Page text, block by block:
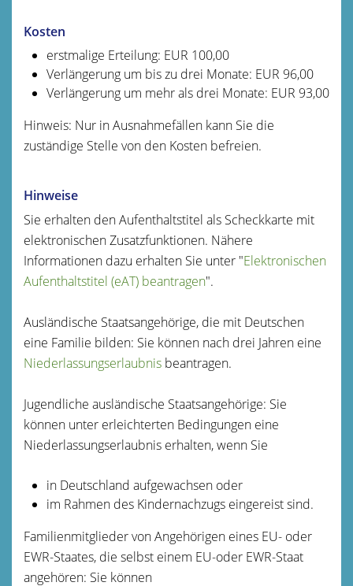
Kosten
erstmalige Erteilung: EUR 100,00
Verlängerung um bis zu drei Monate: EUR 96,00
Verlängerung um mehr als drei Monate: EUR 93,00
Hinweis: Nur in Ausnahmefällen kann Sie die
zuständige Stelle von den Kosten befreien.
Hinweise
Sie erhalten den Aufenthaltstitel als Scheckkarte mit
elektronischen Zusatzfunktionen. Nähere
Informationen dazu erhalten Sie unter "Elektronischen
Aufenthaltstitel (eAT) beantragen".
Ausländische Staatsangehörige, die mit Deutschen
eine Familie bilden: Sie können nach drei Jahren eine
Niederlassungserlaubnis beantragen.
Jugendliche ausländische Staatsangehörige: Sie
können unter erleichterten Bedingungen eine
Niederlassungserlaubnis erhalten, wenn Sie
in Deutschland aufgewachsen oder
im Rahmen des Kindernachzugs eingereist sind.
Familienmitglieder von Angehörigen eines EU- oder
EWR-Staates, die selbst einem EU-oder EWR-Staat
angehören: Sie können